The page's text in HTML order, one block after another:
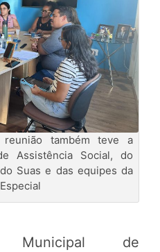
também teve a
Assistência Social, do
Suas e das equipes da
Municipal de